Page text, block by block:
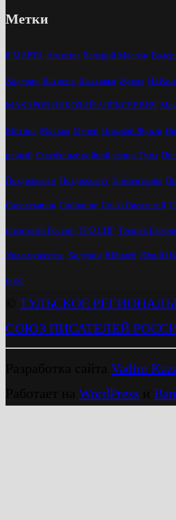
Метки
8 МАРТА Алексин Валерий Маслов
Ходулин Встреча Выставка Жуков Из
МАКАРОВ НИКОЛАЙ АЛЕКСЕЕВИЧ
Митинг Москва Музей Николай Жуков
речкой Опалённые войной улицы Тулы
Поздравляем Поздравляет Презентация
Савостьянов Собрание Союз Писателей
писателей России ТРО СПР Трещев
Урок мужества Ходулин Юбилей Юрий
поэт
ТУЛЬСКОЕ
СОЮЗ ПИСАТЕЛЕЙ
Vadim
WordPress